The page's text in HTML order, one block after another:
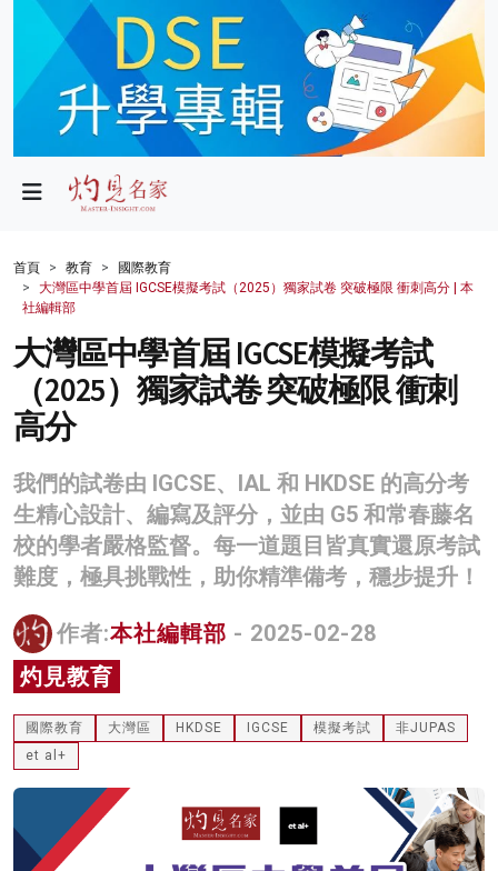
政局
財經
生活
健康
商業
科技
影片
名家榜
灼見活動
關於我們
首頁 教育
國際教育
大灣區中學首屆 IGCSE模擬考試（2025）獨家試卷 突破極限 衝刺高分 | 本
社編輯部
大灣區中學首屆 IGCSE模擬考試
（2025）獨家試卷 突破極限 衝刺
高分
我們的試卷由 IGCSE、IAL 和 HKDSE 的高分考
生精心設計、編寫及評分，並由 G5 和常春藤名
校的學者嚴格監督。每一道題目皆真實還原考試
難度，極具挑戰性，助你精準備考，穩步提升！
作者:本社編輯部 - 2025-02-28
灼見教育
國際教育 大灣區 HKDSE IGCSE 模擬考試
非JUPAS
et al+